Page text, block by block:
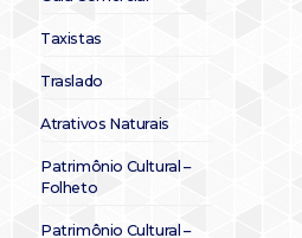
Taxistas
Traslado
Atrativos Naturais
Patrimônio Cultural –
Folheto
Patrimônio Cultural –